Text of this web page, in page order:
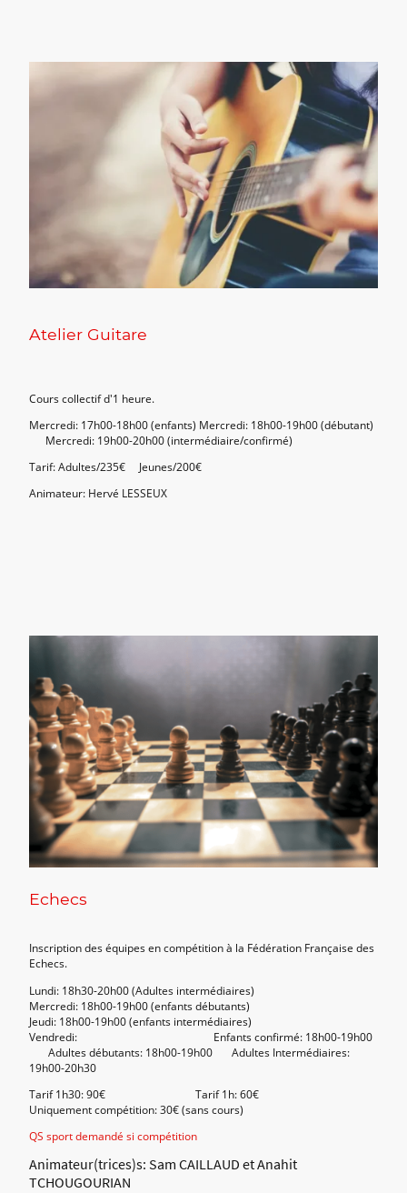
Atelier Guitare
Cours collectif d'1 heure.
Mercredi: 17h00-18h00 (enfants) Mercredi: 18h00-19h00 (débutant)
Mercredi: 19h00-20h00 (intermédiaire/confirmé)
Tarif: Adultes/235€ Jeunes/200€
Animateur: Hervé LESSEUX
Echecs
Inscription des équipes en compétition à la Fédération Française des
Echecs.
Lundi: 18h30-20h00 (Adultes intermédiaires)
Mercredi: 18h00-19h00 (enfants débutants)
Jeudi: 18h00-19h00 (enfants intermédiaires)
Vendredi: Enfants confirmé: 18h00-19h00
Adultes débutants: 18h00-19h00 Adultes Intermédiaires:
19h00-20h30
Tarif 1h30: 90€ Tarif 1h: 60€
Uniquement compétition: 30€ (sans cours)
QS sport demandé si compétition
Animateur(trices)s: Sam CAILLAUD et Anahit
TCHOUGOURIAN